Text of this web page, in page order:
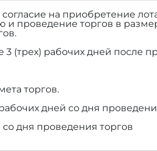
на приобретение
и проведение торгов в
(трех) рабочих дней после
торгов.
дней со дня
дня проведения торгов